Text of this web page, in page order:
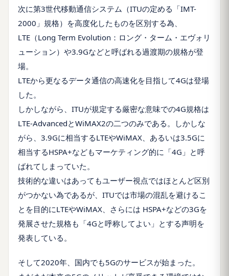
次に第3世代移動通信システム（ITUの定める「IMT-
2000」規格）を高度化したものを区別する為、
LTE（Long Term Evolution：ロング・ターム・エヴォリ
ューション）や3.9Gなどと呼ばれる過渡期の規格が登
場。
LTEから更なるデータ通信の高速化を目指して4Gは登場
した。
しかしながら、ITUが規定する厳密な意味での4G規格は
LTE-AdvancedとWiMAX2の二つのみである。しかしな
がら、3.9Gに相当するLTEやWiMAX、あるいは3.5Gに
相当するHSPA+などもマーケティング的に「4G」と呼
ばれてしまっていた。
技術的な違いはあってもユーザー視点ではほとんど区別
がつかない為であるが、ITUでは市場の混乱を避けるこ
とを目的にLTEやWiMAX、さらには HSPA+などの3Gを
発展させた規格も「4Gと呼称してよい」とする声明を
発表している。
そして2020年、国内でも5Gのサービスが始まった。